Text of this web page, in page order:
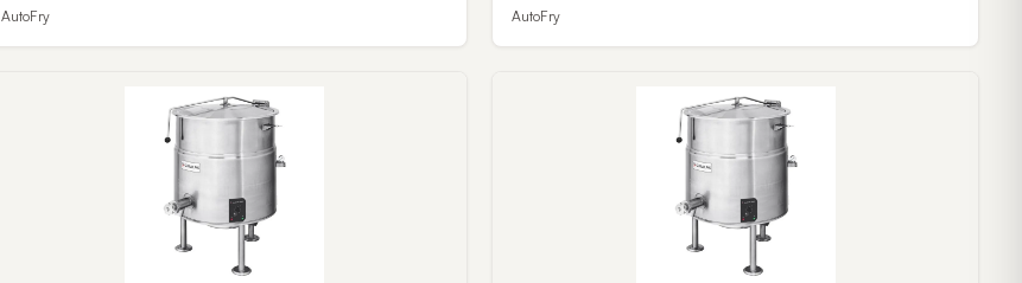
AutoFry AutoFry